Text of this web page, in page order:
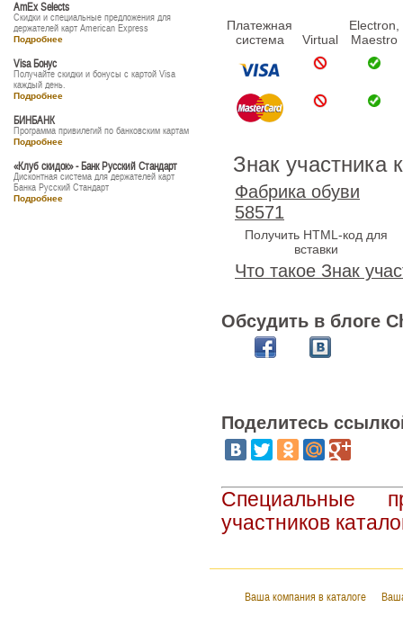
AmEx Selects
Скидки и специальные предложения для
держателей карт American Express
Подробнее
Visa Бонус
Получайте скидки и бонусы с картой Visa
каждый день.
Подробнее
БИНБАНК
Программа привилегий по банковским картам
Подробнее
«Клуб скидок» - Банк Русский Стандарт
Дисконтная система для держателей карт
Банка Русский Стандарт
Подробнее
Платежная
система
Virtual
Electron,
Maestro
Знак участника
Фабрика обуви
58571
Получить HTML-код для
вставки
Что такое Знак
Обсудить в блоге
Поделитесь
Специальные
участников
Ваша компания в каталоге